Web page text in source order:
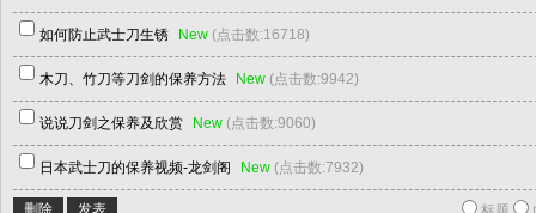
如何防止武士刀生锈 New (点击数:16718)
木刀、竹刀等刀剑的保养方法 New (点击数:9942)
说说刀剑之保养及欣赏 New (点击数:9060)
日本武士刀的保养视频-龙剑阁 New (点击数:7932)
删除 发表